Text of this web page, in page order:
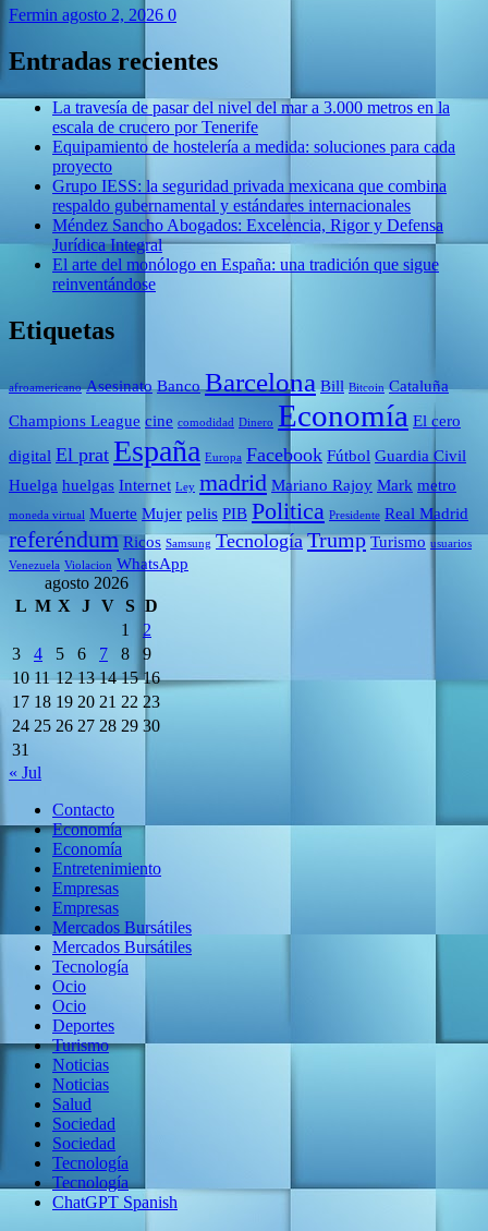
Fermin agosto 2, 2026 0
Entradas recientes
La travesía de pasar del nivel del mar a 3.000 metros en la
escala de crucero por Tenerife
Equipamiento de hostelería a medida: soluciones para cada
proyecto
Grupo IESS: la seguridad privada mexicana que combina
respaldo gubernamental y estándares internacionales
Méndez Sancho Abogados: Excelencia, Rigor y Defensa
Jurídica Integral
El arte del monólogo en España: una tradición que sigue
reinventándose
Etiquetas
afroamericano Asesinato Banco Barcelona Bill Bitcoin Cataluña
Champions League cine comodidad Dinero Economía El cero
digital El prat España Europa Facebook Fútbol Guardia Civil
Huelga huelgas Internet Ley madrid Mariano Rajoy Mark metro
moneda virtual Muerte Mujer pelis PIB Politica Presidente Real Madrid
referéndum Ricos Samsung Tecnología Trump Turismo usuarios
Venezuela Violacion WhatsApp
agosto 2026
L M X J V S D
1
2
3
4 5 6 7 8
9
10 11 12 13 14 15 16
17 18 19 20 21 22 23
24 25 26 27 28 29 30
31
« Jul
Contacto
Economía
Economía
Entretenimiento
Empresas
Empresas
Mercados Bursátiles
Mercados Bursátiles
Tecnología
Ocio
Ocio
Deportes
Turismo
Noticias
Noticias
Salud
Sociedad
Sociedad
Tecnología
Tecnología
ChatGPT Spanish